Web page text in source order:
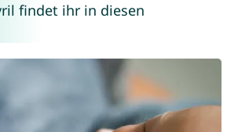
findet ihr in diesen